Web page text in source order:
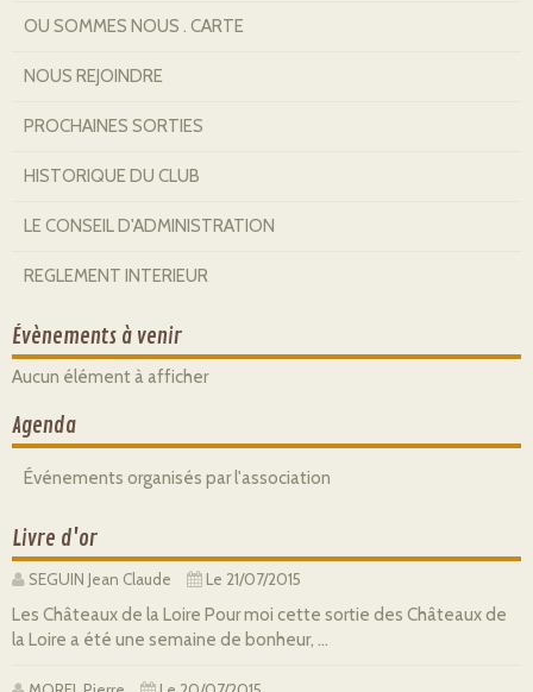
OU SOMMES NOUS . CARTE
NOUS REJOINDRE
PROCHAINES SORTIES
HISTORIQUE DU CLUB
LE CONSEIL D'ADMINISTRATION
REGLEMENT INTERIEUR
Évènements à venir
Aucun élément à afficher
Agenda
Événements organisés par l'association
Livre d'or
SEGUIN Jean Claude Le 21/07/2015
Les Châteaux de la Loire Pour moi cette sortie des Châteaux de
la Loire a été une semaine de bonheur, ...